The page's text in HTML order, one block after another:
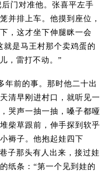
门对准他。 张喜平左手
并排上车。他摸到座位，
，这才坐下伸腿眯一会
就是马王村那个卖鸡蛋的
，雷打不动。 ”
年前的事。那时他二十出
清早刚进村口，就听见一
哭声一抽一抽，嗓子都哑
柴草跟前，伸手探到软乎
褥子。他抱起娃四下
子那头有人出来，接过娃
纸条： “第一个见到娃的